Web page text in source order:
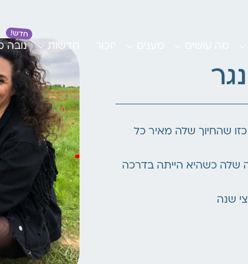
חדשות נובה
שהחיוך שלה מאיר כל
שלה כשהיא הייתה בדרכה
שנה